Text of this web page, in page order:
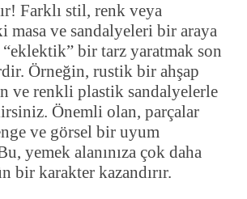
Farklı stil, renk veya
masa ve sandalyeleri bir araya
bir tarz yaratmak son
Örneğin, rustik bir ahşap
ve renkli plastik sandalyelerle
Önemli olan, parçalar
ve görsel bir uyum
yemek alanınıza çok daha
bir karakter kazandırır.